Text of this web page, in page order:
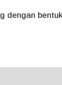
dengan